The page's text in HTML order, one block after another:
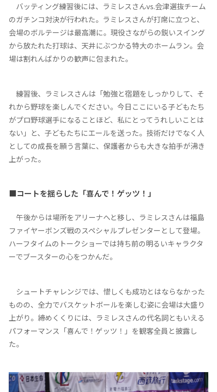
バッティング練習後には、ラミレスさんvs.会津選抜チーム
のガチンコ対決が行われた。ラミレスさんが打席に立つと、
会場のボルテージは最高潮に。現役さながらの鋭いスイング
から放たれた打球は、天井にぶつかる特大のホームラン。会
場は割れんばかりの歓声に包まれた。
練習後、ラミレスさんは「勉強と宿題をしっかりして、そ
れから野球を楽しんでください。今日ここにいる子どもたち
がプロ野球選手になることほど、私にとってうれしいことは
ない」と、子どもたちにエールを送った。技術だけでなく人
としての成長を願う言葉に、保護者からも大きな拍手が沸き
上がった。
■コートを揺らした「喜んで！ゲッツ！」
午後からは場所をアリーナへと移し、ラミレスさんは福島
ファイヤーボンズ戦のスペシャルプレゼンターとして登場。
ハーフタイムのトークショーでは持ち前の明るいキャラクタ
ーでブースターの心をつかんだ。
シュートチャレンジでは、惜しくも成功とはならなかった
ものの、全力でバスケットボールを楽しむ姿に会場は大盛り
上がり。締めくくりには、ラミレスさんの代名詞ともいえる
パフォーマンス「喜んで！ゲッツ！」を観客全員と披露し
た。